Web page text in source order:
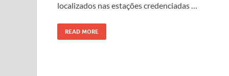
localizados nas estações credenciadas …
READ MORE